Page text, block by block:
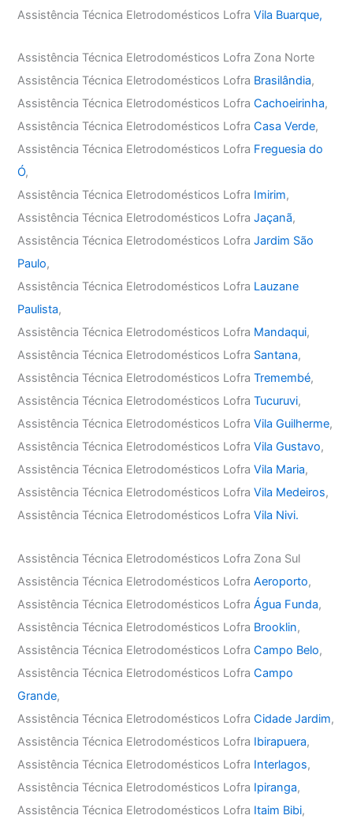
Assistência Técnica Eletrodomésticos LofraVila Buarque,
Assistência Técnica Eletrodomésticos Lofra Zona Norte
Assistência Técnica Eletrodomésticos Lofra Brasilândia,
Assistência Técnica Eletrodomésticos LofraCachoeirinha,
Assistência Técnica Eletrodomésticos LofraCasa Verde,
Assistência Técnica Eletrodomésticos Lofra Freguesia do
Ó,
Assistência Técnica Eletrodomésticos Lofra Imirim,
Assistência Técnica Eletrodomésticos LofraJaçanã,
Assistência Técnica Eletrodomésticos LofraJardim São
Paulo,
Assistência Técnica Eletrodomésticos Lofra Lauzane
Paulista,
Assistência Técnica Eletrodomésticos Lofra Mandaqui,
Assistência Técnica Eletrodomésticos Lofra Santana,
Assistência Técnica Eletrodomésticos LofraTremembé,
Assistência Técnica Eletrodomésticos LofraTucuruvi,
Assistência Técnica Eletrodomésticos LofraVila Guilherme,
Assistência Técnica Eletrodomésticos LofraVila Gustavo,
Assistência Técnica Eletrodomésticos LofraVila Maria,
Assistência Técnica Eletrodomésticos LofraVila Medeiros,
Assistência Técnica Eletrodomésticos LofraVila Nivi.
Assistência Técnica Eletrodomésticos Lofra Zona Sul
Assistência Técnica Eletrodomésticos LofraAeroporto,
Assistência Técnica Eletrodomésticos LofraÁgua Funda,
Assistência Técnica Eletrodomésticos Lofra Brooklin,
Assistência Técnica Eletrodomésticos LofraCampo Belo,
Assistência Técnica Eletrodomésticos LofraCampo
Grande,
Assistência Técnica Eletrodomésticos LofraCidade Jardim,
Assistência Técnica Eletrodomésticos Lofra Ibirapuera,
Assistência Técnica Eletrodomésticos Lofra Interlagos,
Assistência Técnica Eletrodomésticos Lofra Ipiranga,
Assistência Técnica Eletrodomésticos Lofra Itaim Bibi,